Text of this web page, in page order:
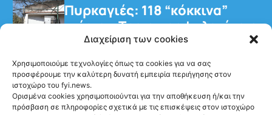
Διαχείριση των cookies
Χρησιμοποιούμε τεχνολογίες όπως τα cookies για να σας
προσφέρουμε την καλύτερη δυνατή εμπειρία περιήγησης στον
ιστοχώρο του fyi.news.
Ορισμένα cookies χρησιμοποιούνται για την αποθήκευση ή/και την
πρόσβαση σε πληροφορίες σχετικά με τις επισκέψεις στον ιστοχώρο
Πυρκαγιές: 118 “κόκκινα”
κτίρια – Τρεις προφυλακίσεις
για τη φωτιά στη Βοιωτία